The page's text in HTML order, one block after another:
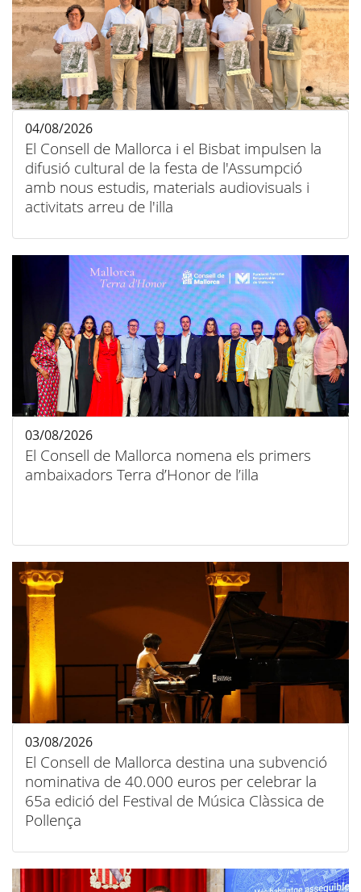
El Consell de Mallorca i el Bisbat impulsen la
difusió cultural de la festa de l'Assumpció
amb nous estudis, materials audiovisuals i
activitats arreu de l'illa
04/08/2026
El Consell de Mallorca nomena els primers
ambaixadors Terra d’Honor de l’illa
03/08/2026
El Consell de Mallorca destina una subvenció
nominativa de 40.000 euros per celebrar la
65a edició del Festival de Música Clàssica de
Pollença
03/08/2026